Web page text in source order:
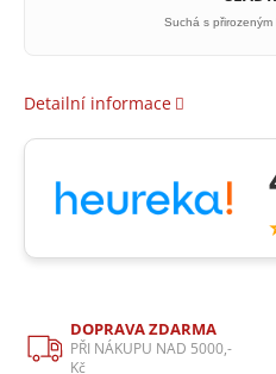
Suchá s přirozeným
Detailní informace
DOPRAVA ZDARMA
PŘI NÁKUPU NAD 5000,-
Kč